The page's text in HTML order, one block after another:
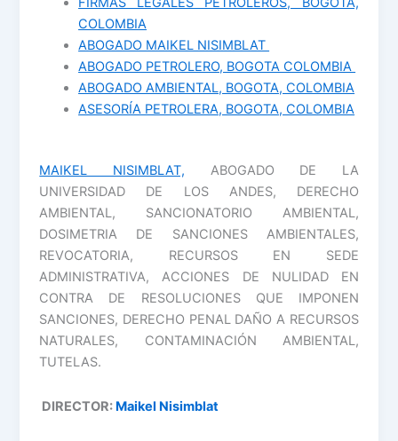
COLOMBIA
ABOGADO MAIKEL NISIMBLAT
ABOGADO PETROLERO, BOGOTA COLOMBIA
ABOGADO AMBIENTAL, BOGOTA, COLOMBIA
ASESORÍA PETROLERA, BOGOTA, COLOMBIA
MAIKEL NISIMBLAT, ABOGADO DE LA
UNIVERSIDAD DE LOS ANDES, DERECHO
AMBIENTAL, SANCIONATORIO AMBIENTAL,
DOSIMETRIA DE SANCIONES AMBIENTALES,
REVOCATORIA, RECURSOS EN SEDE
ADMINISTRATIVA, ACCIONES DE NULIDAD EN
CONTRA DE RESOLUCIONES QUE IMPONEN
SANCIONES, DERECHO PENAL DAÑO A RECURSOS
NATURALES, CONTAMINACIÓN AMBIENTAL,
TUTELAS.
DIRECTOR: Maikel Nisimblat